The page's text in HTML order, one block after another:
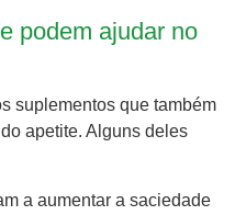
podem ajudar no
suplementos que também
apetite. Alguns deles
a aumentar a saciedade